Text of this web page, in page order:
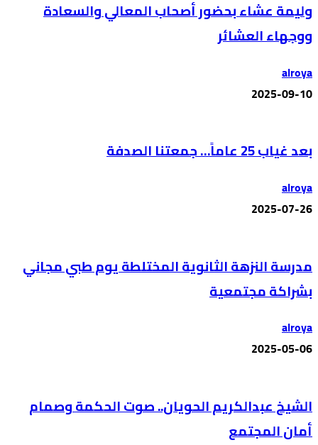
وليمة عشاء بحضور أصحاب المعالي والسعادة
ووجهاء العشائر
alroya
2025-09-10
بعد غياب 25 عاماً… جمعتنا الصدفة
alroya
2025-07-26
مدرسة النزهة الثانوية المختلطة يوم طبي مجاني
بشراكة مجتمعية
alroya
2025-05-06
الشيخ عبدالكريم الحويان.. صوت الحكمة وصمام
أمان المجتمع